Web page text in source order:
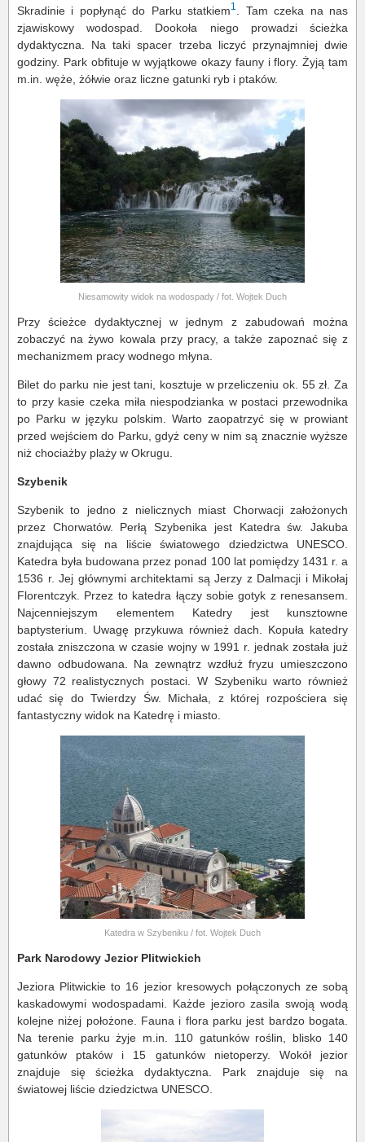
Skradinie i popłynąć do Parku statkiem1
. Tam czeka na nas
zjawiskowy wodospad. Dookoła niego prowadzi ścieżka
dydaktyczna. Na taki spacer trzeba liczyć przynajmniej dwie
godziny. Park obfituje w wyjątkowe okazy fauny i flory. Żyją tam
m.in. węże, żółwie oraz liczne gatunki ryb i ptaków.
Niesamowity widok na wodospady / fot. Wojtek Duch
Przy ścieżce dydaktycznej w jednym z zabudowań można
zobaczyć na żywo kowala przy pracy, a także zapoznać się z
mechanizmem pracy wodnego młyna.
Bilet do parku nie jest tani, kosztuje w przeliczeniu ok. 55 zł. Za
to przy kasie czeka miła niespodzianka w postaci przewodnika
po Parku w języku polskim. Warto zaopatrzyć się w prowiant
przed wejściem do Parku, gdyż ceny w nim są znacznie wyższe
niż chociażby plaży w Okrugu.
Szybenik
Szybenik to jedno z nielicznych miast Chorwacji założonych
przez Chorwatów. Perłą Szybenika jest Katedra św. Jakuba
znajdująca się na liście światowego dziedzictwa UNESCO.
Katedra była budowana przez ponad 100 lat pomiędzy 1431 r. a
1536 r. Jej głównymi architektami są Jerzy z Dalmacji i Mikołaj
Florentczyk. Przez to katedra łączy sobie gotyk z renesansem.
Najcenniejszym elementem Katedry jest kunsztowne
baptysterium. Uwagę przykuwa również dach. Kopuła katedry
została zniszczona w czasie wojny w 1991 r. jednak została już
dawno odbudowana. Na zewnątrz wzdłuż fryzu umieszczono
głowy 72 realistycznych postaci. W Szybeniku warto również
udać się do Twierdzy Św. Michała, z której rozpościera się
fantastyczny widok na Katedrę i miasto.
Katedra w Szybeniku / fot. Wojtek Duch
Park Narodowy Jezior Plitwickich
Jeziora Plitwickie to 16 jezior kresowych połączonych ze sobą
kaskadowymi wodospadami. Każde jezioro zasila swoją wodą
kolejne niżej położone. Fauna i flora parku jest bardzo bogata.
Na terenie parku żyje m.in. 110 gatunków roślin, blisko 140
gatunków ptaków i 15 gatunków nietoperzy. Wokół jezior
znajduje się ścieżka dydaktyczna. Park znajduje się na
światowej liście dziedzictwa UNESCO.